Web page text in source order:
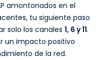
amontonados en el
tu siguiente paso
solo los canales 1, 6 y 11.
un impacto positivo
de la red.